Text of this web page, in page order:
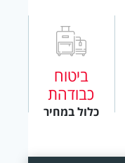
ביטוח
כבודהת
כלול במחיר